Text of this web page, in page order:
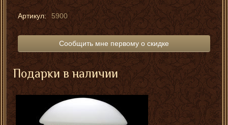
Артикул: 5900
Сообщить мне первому о скидке
Подарки в наличии